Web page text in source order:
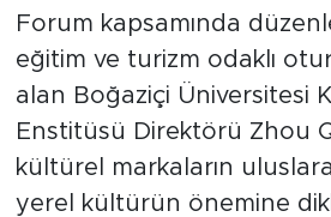
Forum kapsamında
eğitim ve turizm odaklı
alan Boğaziçi Üniversitesi
Enstitüsü Direktörü Zhou
kültürel markaların
yerel kültürün önemine